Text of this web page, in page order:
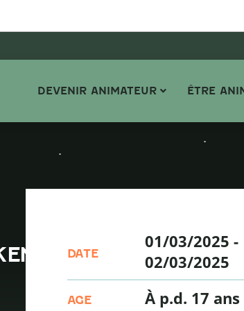
DEVENIR ANIMATEUR ÊTRE
DATE
01/03/2025 -
02/03/2025
AGE À p.d. 17 ans